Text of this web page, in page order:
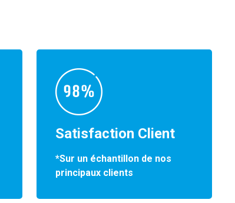
Satisfaction Client
*Sur un échantillon de nos
principaux clients